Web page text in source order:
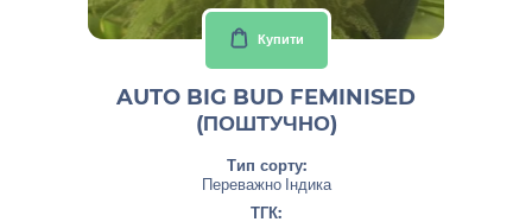
Купити
AUTO BIG BUD FEMINISED
(ПОШТУЧНО)
Тип сорту:
Переважно Індика
ТГК: